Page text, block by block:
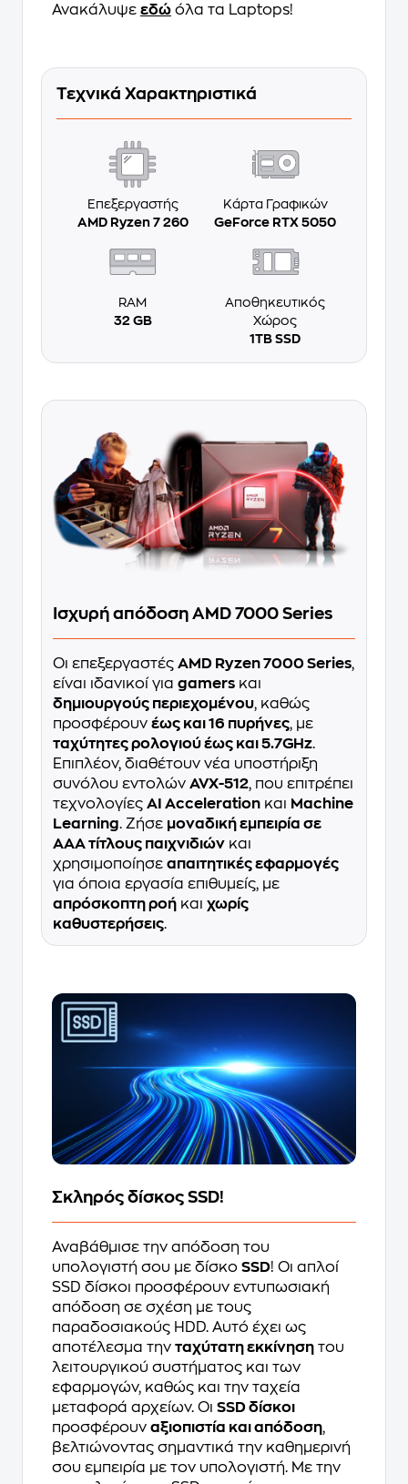
Ανακάλυψε εδώ όλα τα Laptops!
Τεχνικά Χαρακτηριστικά
Επεξεργαστής
AMD Ryzen 7 260
Κάρτα Γραφικών
GeForce RTX 5050
RAM
32 GB
Αποθηκευτικός
Χώρος
1TB SSD
Ισχυρή απόδοση AMD 7000 Series
Οι επεξεργαστές AMD Ryzen 7000 Series,
είναι ιδανικοί για gamers και
δημιουργούς περιεχομένου, καθώς
προσφέρουν έως και 16 πυρήνες, με
ταχύτητες ρολογιού έως και 5.7GHz.
Επιπλέον, διαθέτουν νέα υποστήριξη
συνόλου εντολών AVX-512, που επιτρέπει
τεχνολογίες AI Acceleration και Machine
Learning. Ζήσε μοναδική εμπειρία σε
AAA τίτλους παιχνιδιών και
χρησιμοποίησε απαιτητικές εφαρμογές
για όποια εργασία επιθυμείς, με
απρόσκοπτη ροή και χωρίς
καθυστερήσεις.
Σκληρός δίσκος SSD!
Αναβάθμισε την απόδοση του
υπολογιστή σου με δίσκο SSD! Οι απλοί
SSD δίσκοι προσφέρουν εντυπωσιακή
απόδοση σε σχέση με τους
παραδοσιακούς HDD. Αυτό έχει ως
αποτέλεσμα την ταχύτατη εκκίνηση του
λειτουργικού συστήματος και των
εφαρμογών, καθώς και την ταχεία
μεταφορά αρχείων. Οι SSD δίσκοι
προσφέρουν αξιοπιστία και απόδοση,
βελτιώνοντας σημαντικά την καθημερινή
σου εμπειρία με τον υπολογιστή. Με την